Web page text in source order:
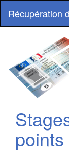
Récupération